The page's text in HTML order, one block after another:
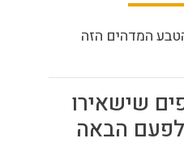
המדהים הזה
שישאירו
הבאה